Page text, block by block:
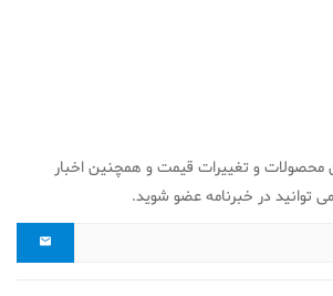
محصولات و تغییرات قیمت و همچنین اخبار
توانید در خبرنامه عضو شوید.